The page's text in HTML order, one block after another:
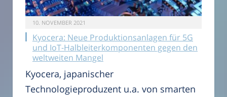
10. NOVEMBER 2021
Kyocera: Neue Produktionsanlagen für 5G
und IoT-Halbleiterkomponenten gegen den
weltweiten Mangel
Kyocera, japanischer
Technologieproduzent u.a. von smarten